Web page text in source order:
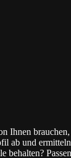
Ihnen
ab und